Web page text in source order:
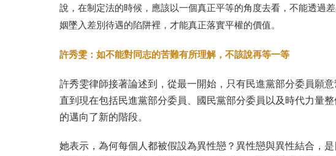
說，在制定法的時候，應該以一個真正平等的角度去看，不能透過
姻墜入差別待遇的陷阱裡，才能真正落實平權的價值。
許秀雯：如不能對同志的苦難有所理解，不該說再等一等
許秀雯律師接著論述到，從最一開始，只有民進黨部分委員願
直到現在包括民進黨部分委員、國民黨部分委員以及時代力量
的邁向了新的階段。
她表示，為何每個人都被假設為異性戀？異性戀與異性結合，